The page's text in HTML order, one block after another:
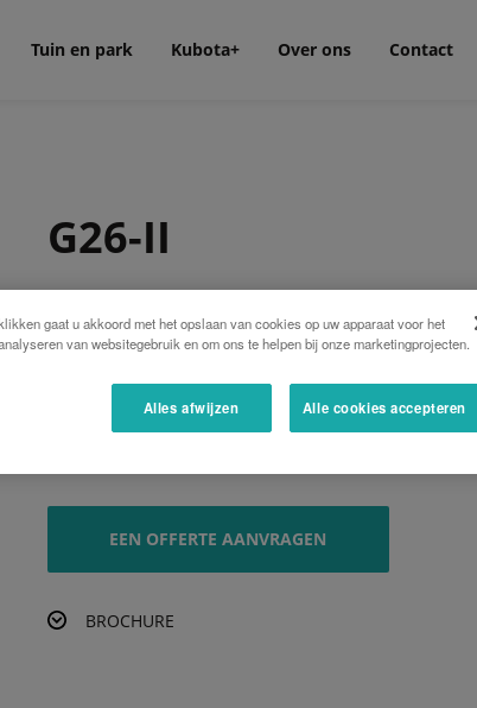
Tuin en park Kubota+ Over ons Contact
G26-II
Het ‘twin cut’ maaisysteem met twee messen
tandwielen – produceert een krachtige zuigstroom
resultaat, vooral omdat de messen een groot
letterlijk het gemaaide gras op; de brede
vullen van de bak zonder een lawaaierige, lastige
van 560 l voor dit laaglossende model hoeft men
EEN OFFERTE AANVRAGEN
BROCHURE
gaat u akkoord met het opslaan van cookies op uw apparaat voor het
van websitegebruik en om ons te helpen bij onze marketingprojecten.
Alles afwijzen Alle cookies accepteren